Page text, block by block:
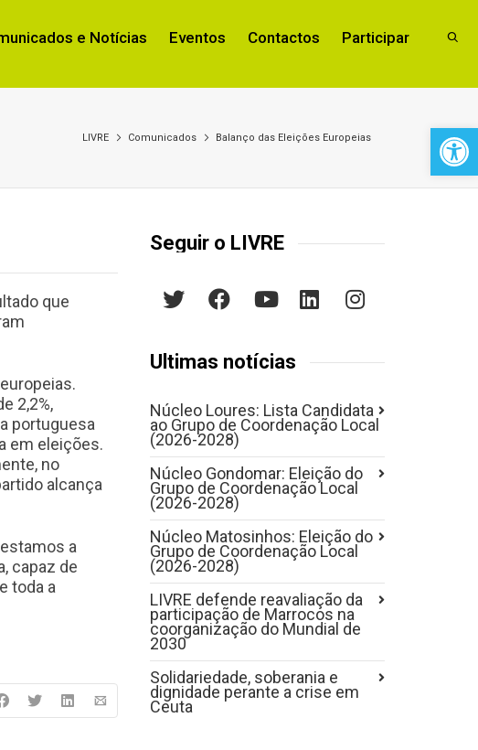
e Notícias Eventos Contactos Participar
LIVRE Comunicados Balanço das Eleições Europeias
que
2,2%,
portuguesa
em eleições.
no
alcança
a
capaz de
toda a
Seguir o LIVRE
Últimas notícias
Núcleo Loures: Lista Candidata
ao Grupo de Coordenação Local
(2026-2028)
Núcleo Gondomar: Eleição do
Grupo de Coordenação Local
(2026-2028)
Núcleo Matosinhos: Eleição do
Grupo de Coordenação Local
(2026-2028)
LIVRE defende reavaliação da
participação de Marrocos na
coorganização do Mundial de
2030
Solidariedade, soberania e
dignidade perante a crise em
Ceuta